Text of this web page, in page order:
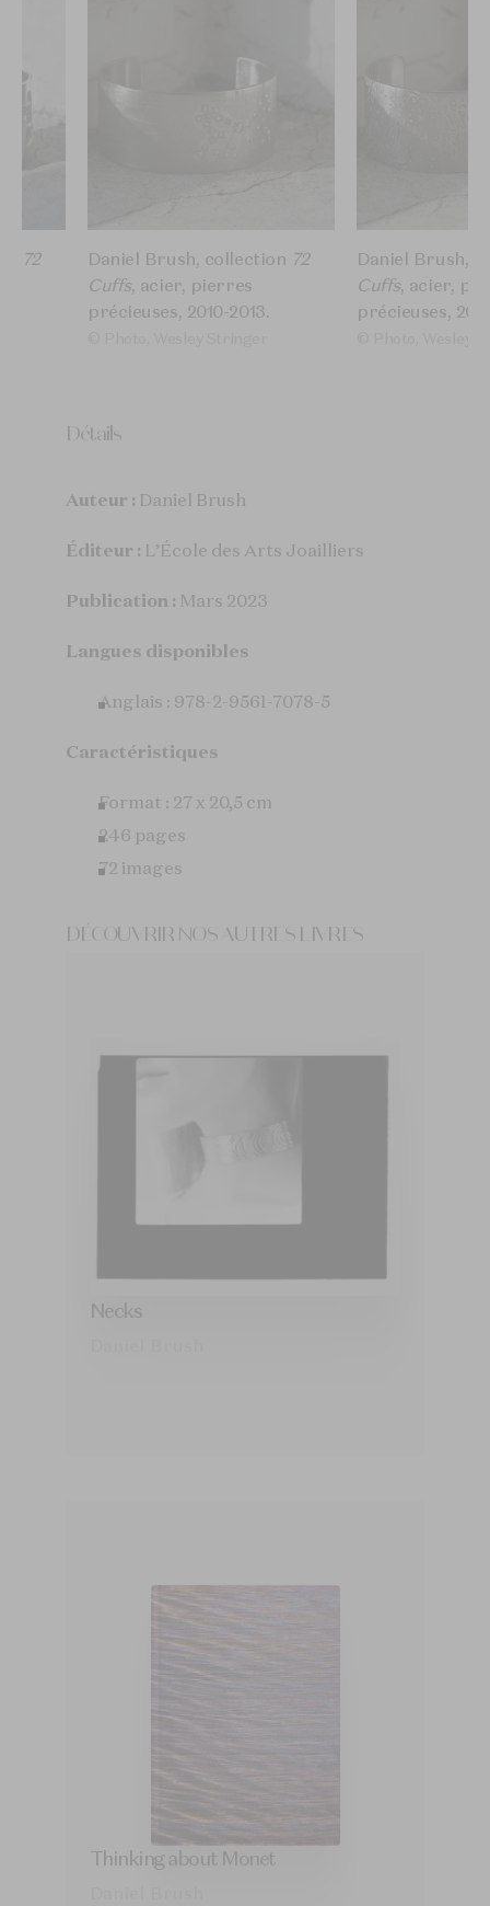
72 Daniel Brush, collection 72
Cuffs, acier, pierres
précieuses, 2010-2013.​
Daniel Brush,
Cuffs, acier,
précieuses,
Détails
Auteur : Daniel Brush
Éditeur : L’École des Arts Joailliers
Publication : Mars 2023
Langues disponibles
Anglais : 978-2-9561-7078-5
Caractéristiques
Format : 27 x 20,5 cm
246 pages
72 images
DÉCOUVRIR NOS AUTRES LIVRES
Necks
Thinking about Monet